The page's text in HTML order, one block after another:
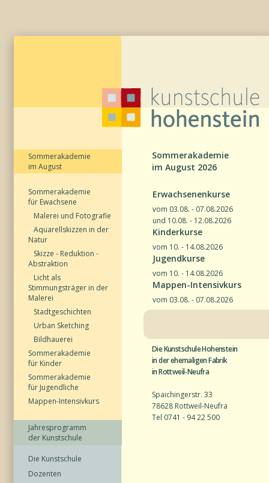
Sommerakademie
im August
Sommerakademie
für Ewachsene
Malerei und Fotografie
Aquarellskizzen in der
Natur
Skizze - Reduktion -
Abstraktion
Licht als
Stimmungsträger in der
Malerei
Stadtgeschichten
Urban Sketching
Bildhauerei
Sommerakademie
für Kinder
Sommerakademie
für Jugendliche
Mappen-Intensivkurs
Jahresprogramm
der Kunstschule
Die Kunstschule
Dozenten
Sommerakademie
im August 2026
Erwachsenenkurse
vom 03.08. - 07.08.2026
und 10.08. - 12.08.2026
Kinderkurse
vom 10. - 14.08.2026
Jugendkurse
vom 10. - 14.08.2026
Mappen-Intensivkurs
vom 03.08. - 07.08.2026
Die Kunstschule Hohenstein
in der ehemaligen Fabrik
in Rottweil-Neufra
Spaichingerstr. 33
78628 Rottweil-Neufra
Tel 0741 - 94 22 500